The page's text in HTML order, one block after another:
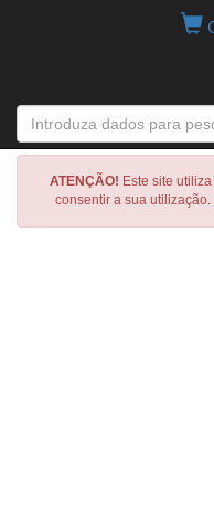
ATENÇÃO! Este site
consentir a sua